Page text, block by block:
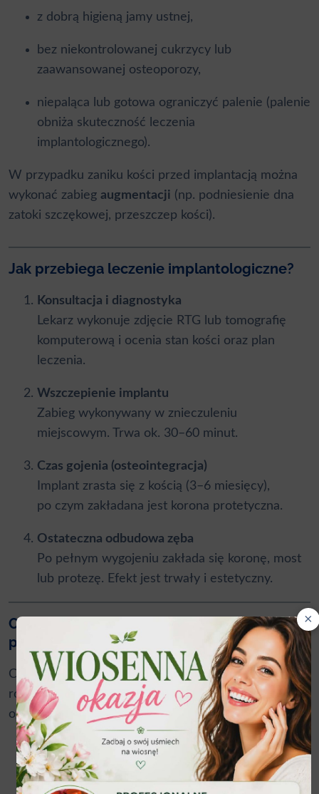
z dobrą higieną jamy ustnej,
bez niekontrolowanej cukrzycy lub
zaawansowanej osteoporozy,
niepaląca lub gotowa ograniczyć palenie (palenie
obniża skuteczność leczenia
implantologicznego).
W przypadku zaniku kości przed implantacją można
wykonać zabieg augmentacji (np. podniesienie dna
zatoki szczękowej, przeszczep kości).
Jak przebiega leczenie implantologiczne?
Konsultacja i diagnostyka
Lekarz wykonuje zdjęcie RTG lub tomografię
komputerową i ocenia stan kości oraz plan
leczenia.
Wszczepienie implantu
Zabieg wykonywany w znieczuleniu
miejscowym. Trwa ok. 30–60 minut.
Czas gojenia (osteointegracja)
Implant zrasta się z kością (3–6 miesięcy),
po czym zakładana jest korona protetyczna.
Ostateczna odbudowa zęba
Po pełnym wygojeniu zakłada się koronę, most
lub protezę. Efekt jest trwały i estetyczny.
Czy implanty mają wady lub
przeciwwskazania?
Choć implanty są obecnie najskuteczniejszym
rozwiązaniem protetycznym, warto znać też
ograniczenia:
koszt– są droższe niż mosty czy protezy,
ale długofalowo bardziej opłacalne,
×